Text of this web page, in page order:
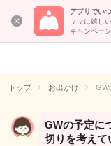
アプリでい
ママに嬉し
キャンペー
トップ お出かけ GW
GWの予定に
切りを考えて